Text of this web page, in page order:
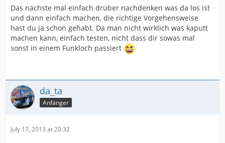
Das nächste mal einfach drüber nachdenken was da los ist
und dann einfach machen, die richtige Vorgehensweise
hast du ja schon gehabt. Da man nicht wirklich was kaputt
machen kann, einfach testen, nicht dass dir sowas mal
sonst in einem Funkloch passiert
da_ta
Anfänger
July 17, 2013 at 20:32